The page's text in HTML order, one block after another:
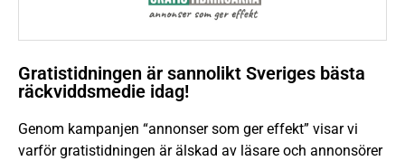
Gratistidningen är sannolikt Sveriges bästa
räckviddsmedie idag!
Genom kampanjen “annonser som ger effekt” visar vi
varför gratistidningen är älskad av läsare och annonsörer